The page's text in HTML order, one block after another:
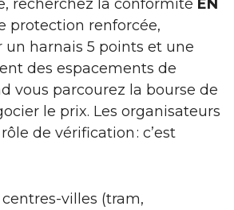
recherchez la conformité EN
protection renforcée,
harnais 5 points et une
des espacements de
vous parcourez la bourse de
le prix. Les organisateurs
de vérification : c’est
villes (tram,